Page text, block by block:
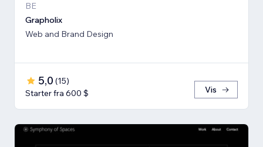
BE
Grapholix
Web and Brand Design
5,0 (15)
Starter fra 600 $
Vis